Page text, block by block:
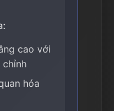
cao với
hóa